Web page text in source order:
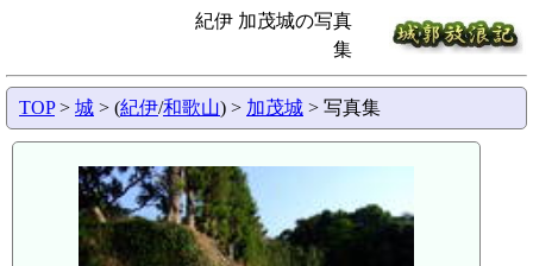
紀伊 加茂城の写真
集
TOP> 城 > (紀伊/和歌山) > 加茂城 > 写真集